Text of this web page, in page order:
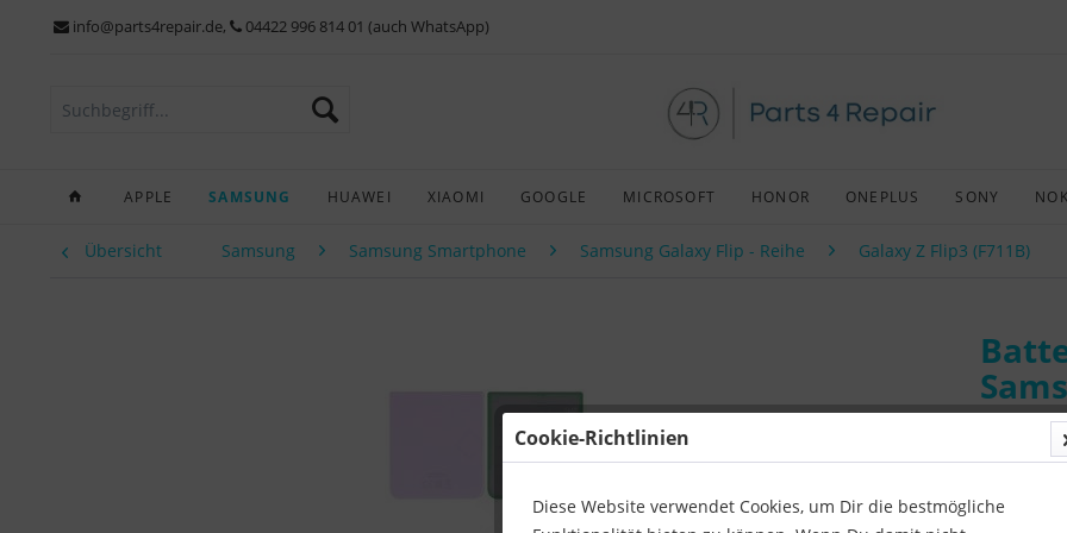
info@parts4repair.de, 04422 996 814 01 (auch WhatsApp)
APPLE SAMSUNG HUAWEI XIAOMI GOOGLE MICROSOFT HONOR ONEPLUS SONY
Übersicht Samsung Samsung Smartphone Samsung Galaxy Flip - Reihe Galaxy Z Flip3 (F711B)
Cookie-Richtlinien
Diese Website verwendet Cookies, um Dir die bestmögliche